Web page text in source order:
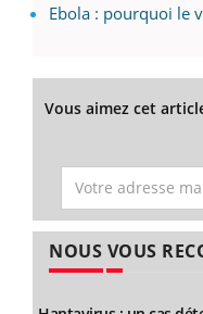
Ebola : pourquoi le
Vous aimez cet
NOUS VOUS